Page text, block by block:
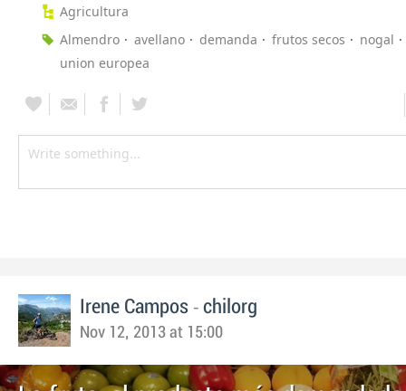
Agricultura
Almendro
avellano demanda frutos secos
nogal
union europea
Irene Campos - chilorg
Nov 12, 2013 at 15:00